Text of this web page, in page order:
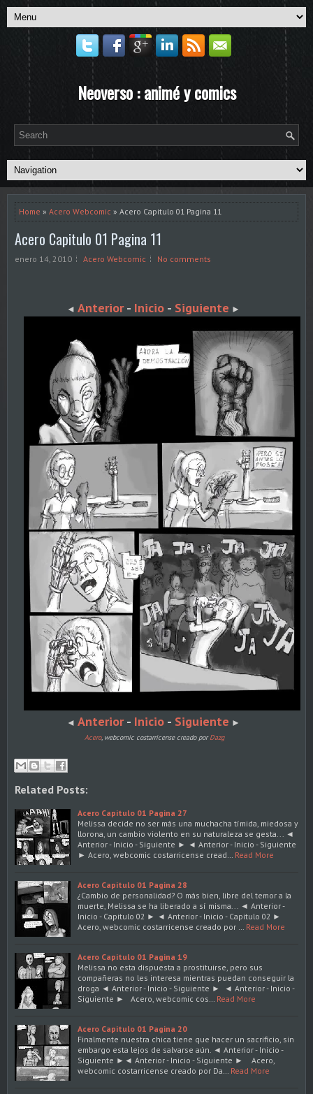
Neoverso : animé y comics
Home » Acero Webcomic » Acero Capitulo 01 Pagina 11
Acero Capitulo 01 Pagina 11
enero 14, 2010 Acero Webcomic No comments
◄ Anterior- Inicio- Siguiente ►
◄ Anterior- Inicio- Siguiente ►
Acero, webcomic costarricense creado porDazg
Related Posts:
Acero Capitulo 01 Pagina 27
Melissa decide no ser más una muchacha tímida, miedosa y
llorona, un cambio violento en su naturaleza se gesta... ◄
Anterior - Inicio - Siguiente ► ◄ Anterior - Inicio - Siguiente
► Acero, webcomic costarricense cread…
Read More
Acero Capitulo 01 Pagina 28
¿Cambio de personalidad? O más bien, libre del temor a la
muerte, Melissa se ha liberado a sí misma... ◄ Anterior -
Inicio - Capitulo 02 ► ◄ Anterior - Inicio - Capitulo 02 ►
Acero, webcomic costarricense creado por …
Read More
Acero Capitulo 01 Pagina 19
Melissa no esta dispuesta a prostituirse, pero sus
compañeras no les interesa mientras puedan conseguir la
droga ◄ Anterior - Inicio - Siguiente ► ◄ Anterior - Inicio -
Siguiente ► Acero, webcomic cos…
Read More
Acero Capitulo 01 Pagina 20
Finalmente nuestra chica tiene que hacer un sacrificio, sin
embargo esta lejos de salvarse aún. ◄ Anterior - Inicio -
Siguiente ►◄ Anterior - Inicio - Siguiente ► Acero,
webcomic costarricense creado por Da…
Read More